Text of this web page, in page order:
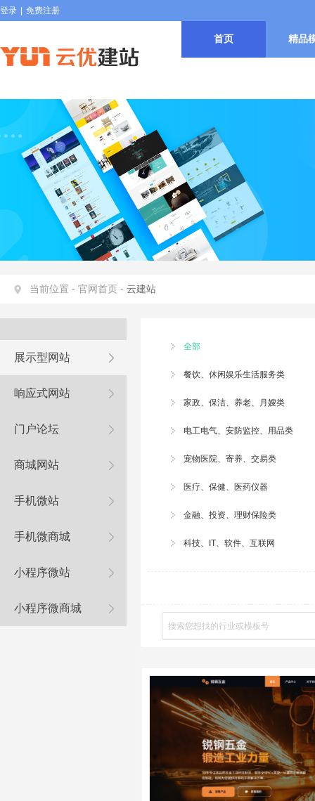
首页 精品
登录 免费注册
当前位置 - 官网首页 - 云建站
展示型网站
响应式网站
门户论坛
商城网站
手机微站
手机微商城
小程序微站
小程序微商城
全部
餐饮、休闲娱乐生活服务类
家政、 保洁、养老、月嫂类
电工电气、安防监控、用品类
宠物医院、寄养、交易类
医疗、保健、医药仪器
金融、投资、理财保险类
科技、IT、软件、互联网